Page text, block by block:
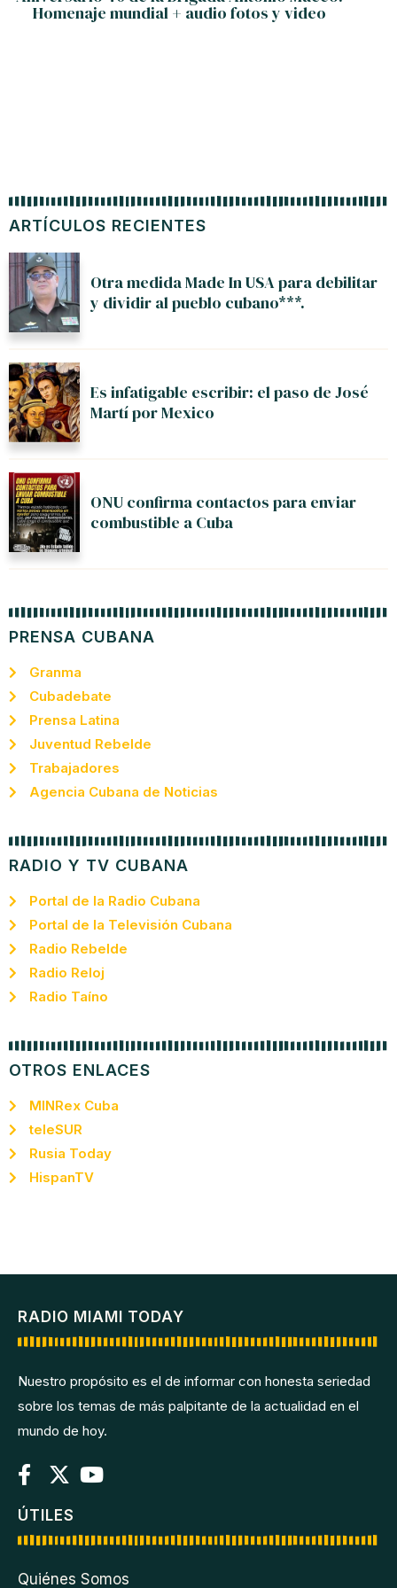
ARTÍCULOS RECIENTES
Otra medida Made In USA para debilitar
y dividir al pueblo cubano***.
Es infatigable escribir: el paso de José
Martí por Mexico
ONU confirma contactos para enviar
combustible a Cuba
PRENSA CUBANA
Granma
Cubadebate
Prensa Latina
Juventud Rebelde
Trabajadores
Agencia Cubana de Noticias
RADIO Y TV CUBANA
Portal de la Radio Cubana
Portal de la Televisión Cubana
Radio Rebelde
Radio Reloj
Radio Taíno
OTROS ENLACES
MINRex Cuba
teleSUR
Rusia Today
HispanTV
Homenaje mundial + audio fotos y video
RADIO MIAMI TODAY
Nuestro propósito es el de informar con honesta seriedad
sobre los temas de más palpitante de la actualidad en el
mundo de hoy.
ÚTILES
Quiénes Somos